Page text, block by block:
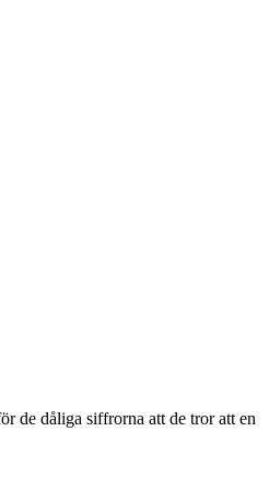
de dåliga siffrorna att de tror att en